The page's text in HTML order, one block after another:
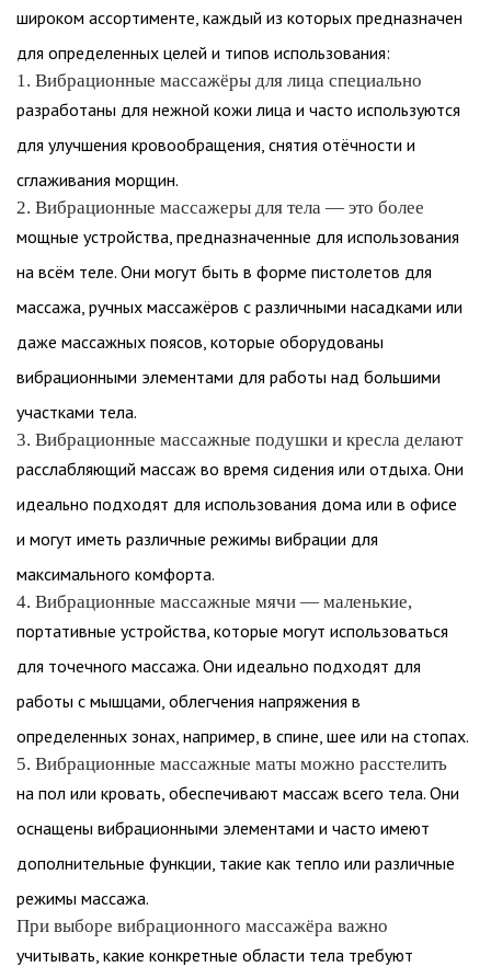
широком ассортименте, каждый из которых предназначен
для определенных целей и типов использования:
1. Вибрационные массажёры для лица специально
разработаны для нежной кожи лица и часто используются
для улучшения кровообращения, снятия отёчности и
сглаживания морщин.
2. Вибрационные массажеры для тела — это более
мощные устройства, предназначенные для использования
на всём теле. Они могут быть в форме пистолетов для
массажа, ручных массажёров с различными насадками или
даже массажных поясов, которые оборудованы
вибрационными элементами для работы над большими
участками тела.
3. Вибрационные массажные подушки и кресла делают
расслабляющий массаж во время сидения или отдыха. Они
идеально подходят для использования дома или в офисе
и могут иметь различные режимы вибрации для
максимального комфорта.
4. Вибрационные массажные мячи — маленькие,
портативные устройства, которые могут использоваться
для точечного массажа. Они идеально подходят для
работы с мышцами, облегчения напряжения в
определенных зонах, например, в спине, шее или на стопах.
5. Вибрационные массажные маты можно расстелить
на пол или кровать, обеспечивают массаж всего тела. Они
оснащены вибрационными элементами и часто имеют
дополнительные функции, такие как тепло или различные
режимы массажа.
При выборе вибрационного массажёра важно
учитывать, какие конкретные области тела требуют